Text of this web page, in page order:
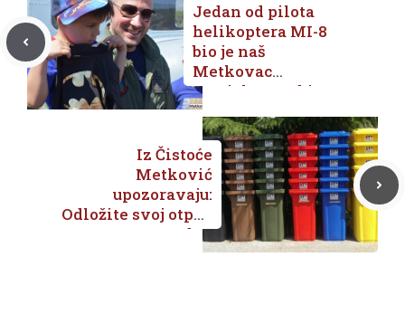
Jedan od pilota
helikoptera MI-8
bio je naš
Metkovac
Tomislav Barbir
Iz Čistoće
Metković
upozoravaju:
Odložite svoj otpad
uredno